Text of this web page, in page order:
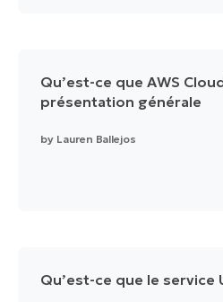
Qu’est-ce que AWS
présentation générale
by Lauren Ballejos
Qu’est-ce que le service